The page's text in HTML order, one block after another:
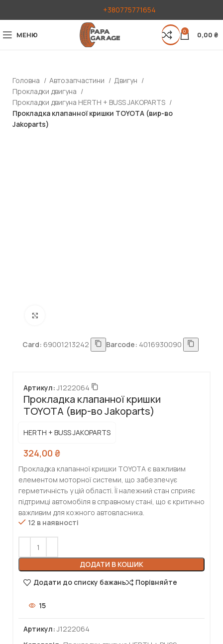
+380775771654
МЕНЮ 0 0,00 ₴
Головна Автозапчастини
Двигун
Прокладки двигуна
Прокладки двигуна HERTH + BUSS JAKOPARTS
Прокладка клапанної кришки TOYOTA (вир-во
Jakoparts)
Card: 69001213242 Barcode: 4016930090
Прокладка клапанної кришки
TOYOTA (вир-во Jakoparts)
Артикул:J1222064
HERTH + BUSS JAKOPARTS
324,00 ₴
Прокладка клапанної кришки TOYOTA є важливим
елементом моторної системи, що забезпечує
герметичність у цій області. Її належний стан сприяє
підтримці автомобіля в справному стані, що є критично
важливим для кожного автовласника.
12 в наявності
ДОДАТИ В КОШИК
Додати до списку бажань
Порівняйте
15
Артикул:J1222064